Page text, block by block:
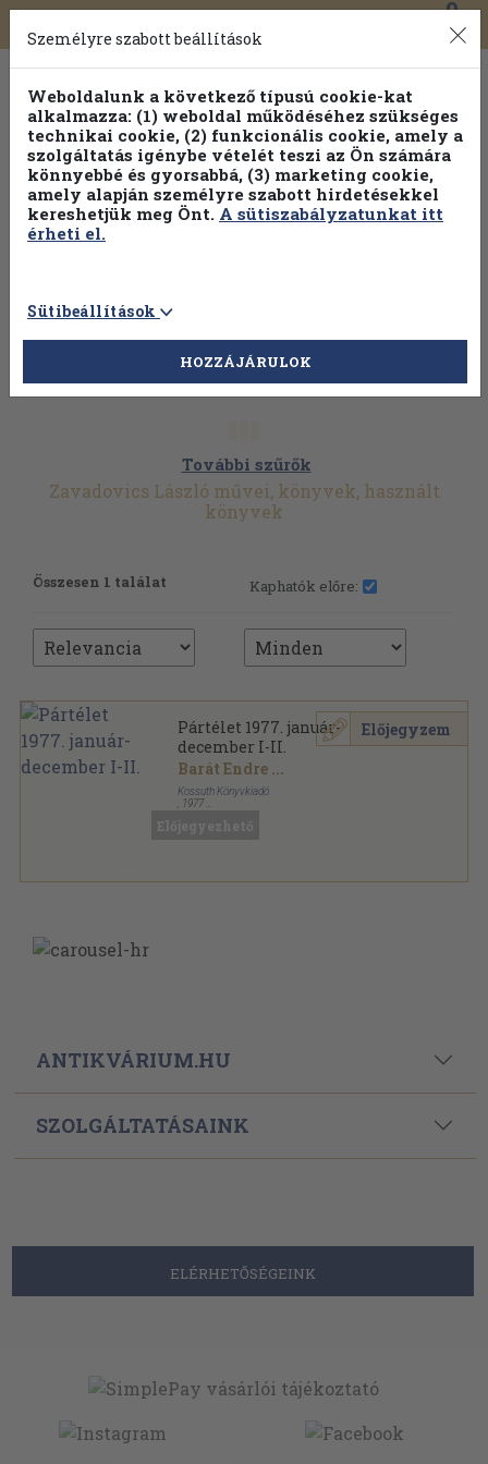
Toggle
navigation
0
További szűrők
Zavadovics László művei, könyvek, használt
könyvek
Összesen 1 találat Kaphatók előre:
Pártélet 1977. január-
december I-II.
Barát Endre ...
Kossuth Könyvkiadó
1977
Előjegyzem
ANTIKVÁRIUM.HU
SZOLGÁLTATÁSAINK
ELÉRHETŐSÉGEINK
Személyre szabott beállítások
Weboldalunk a következő típusú cookie-kat
alkalmazza: (1) weboldal működéséhez szükséges
technikai cookie, (2) funkcionális cookie, amely a
szolgáltatás igénybe vételét teszi az Ön számára
könnyebbé és gyorsabbá, (3) marketing cookie,
amely alapján személyre szabott hirdetésekkel
kereshetjük meg Önt. A sütiszabályzatunkat itt
érheti el.
Sütibeállítások
HOZZÁJÁRULOK